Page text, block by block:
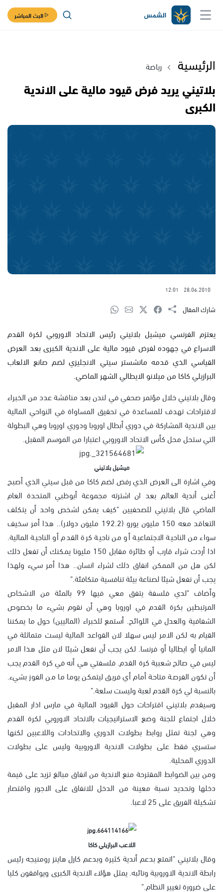
البث المباشر
الرئيسية رياضة
بلاتيني يريد فرض قيود مالية على الاندية
الكبرى
28.06.2010
12:01
شارك المقال
يعتزم الفرنسي ميشيل بلاتيني رئيس الاتحاد الاوروبي لكرة القدم
الاسراع في جهوده لفرض قيود مالية على الاندية الكبرى بعد العرض
القياسي الذي قدمه مانشستر سيتي الانجليزي لضم صانع الالعاب
البرازيلي كاكا من ميلانو الايطالي الشهر الماضي.
وقال بلاتيني خلال مؤتمر صحفي في لندن بعد مناقشة عدد من الخبراء
لاقتراحات تهدف للمساعدة في تحقيق المساواة في النواحي المالية
بين الاندية المشاركة في دوري أبطال اوروبا ودوري اوروبا وهي البطولة
التي ستحل محل كأس الاتحاد الاوروبي اعتبارا من الموسم المقبل.
ميشيل بلاتيني
وفي اشارة الى العرض الذي رفض لضم كاكا من قبل سيتي الذي أصبح
أغنى أندية العالم بعد ان اشترته مجموعة أبوظبي المتحدة العام
الماضي قال بلاتيني للصحفيين "كيف يمكن لشخص واحد أن يتكلف
التعاقد معه 150 مليون يورو (192.2 مليون دولار).. هذا أمر سخيف
سواء من الناحية الاجتماعية أو من ناحية كرة القدم أو الناحية المالية.
اذا أردت شراء قارب أو طائرة مقابل 150 مليونا يمكنك أن تفعل ذلك
لكن هل من الممكن انفاق ذلك لشراء انسان.. هذا أمر سيء ولهذا
يجب أن نفعل شيئا لصناعة بيئة تنافسية متكافئة."
وأضاف "لدي فلسفة يتفق معي فيها 99 بالمئة من الاشخاص
المرتبطين بكرة القدم في اوروبا وهي أن نقوم بشيء ما بخصوص
الشفافية والعدل في اللوائح. أستمع للخبراء (الماليين) حول ما يمكننا
القيام به لكن الامر ليس سهلا لان القواعد المالية ليست متماثلة في
المانيا أو ايطاليا أو فرنسا. لكن يجب أن نفعل شيئا لان مثل هذا الامر
ليس في صالح شعبية كرة القدم. فلسفتي هي أنه في كرة القدم يجب
أن تكون الفرصة متاحة أمام أي فريق ليتمكن يوما ما من الفوز بشيء.
بالنسبة لي كرة القدم لعبة وليست سلعة."
وسيقدم بلاتيني اقتراحات حول القيود المالية في مارس اذار المقبل
خلال اجتماع للجنة وضع الاستراتيجيات بالاتحاد الاوروبي لكرة القدم
وهي لجنة تمثل روابط بطولات الدوري والاتحادات واللاعبين لكنها
ستسري فقط على بطولات الاندية الاوروبية وليس على بطولات
الدوري المحلية.
ومن بين الضوابط المقترحة منع الاندية من انفاق مبالغ تزيد على قيمة
دخلها وتحديد نسبة معينة من الدخل للانفاق على الاجور واقتصار
تشكيلة الفريق على 25 لاعبا.
اللاعب البرازيلي كاكا
وقال بلاتيني "اتمتع بدعم أندية كثيرة وبدعم كارل هاينز رومنيجه رئيس
رابطة الاندية الاوروبية ونائبه. يمثل هؤلاء الاندية الكبرى ويوافقون كليا
على ضرورة تغيير النظام."